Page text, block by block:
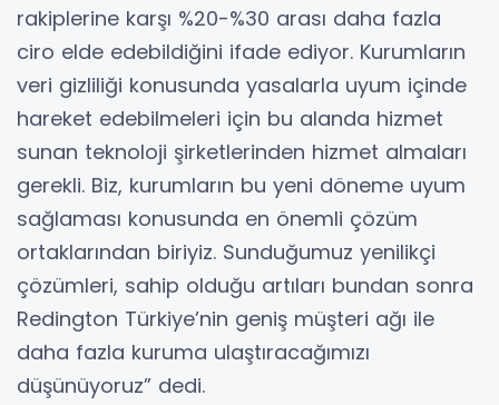
rakiplerine karşı %20-%30 arası daha fazla
ciro elde edebildiğini ifade ediyor. Kurumların
veri gizliliği konusunda yasalarla uyum içinde
hareket edebilmeleri için bu alanda hizmet
sunan teknoloji şirketlerinden hizmet almaları
gerekli. Biz, kurumların bu yeni döneme uyum
sağlaması konusunda en önemli çözüm
ortaklarından biriyiz. Sunduğumuz yenilikçi
çözümleri, sahip olduğu artıları bundan sonra
Redington Türkiye’nin geniş müşteri ağı ile
daha fazla kuruma ulaştıracağımızı
düşünüyoruz” dedi.